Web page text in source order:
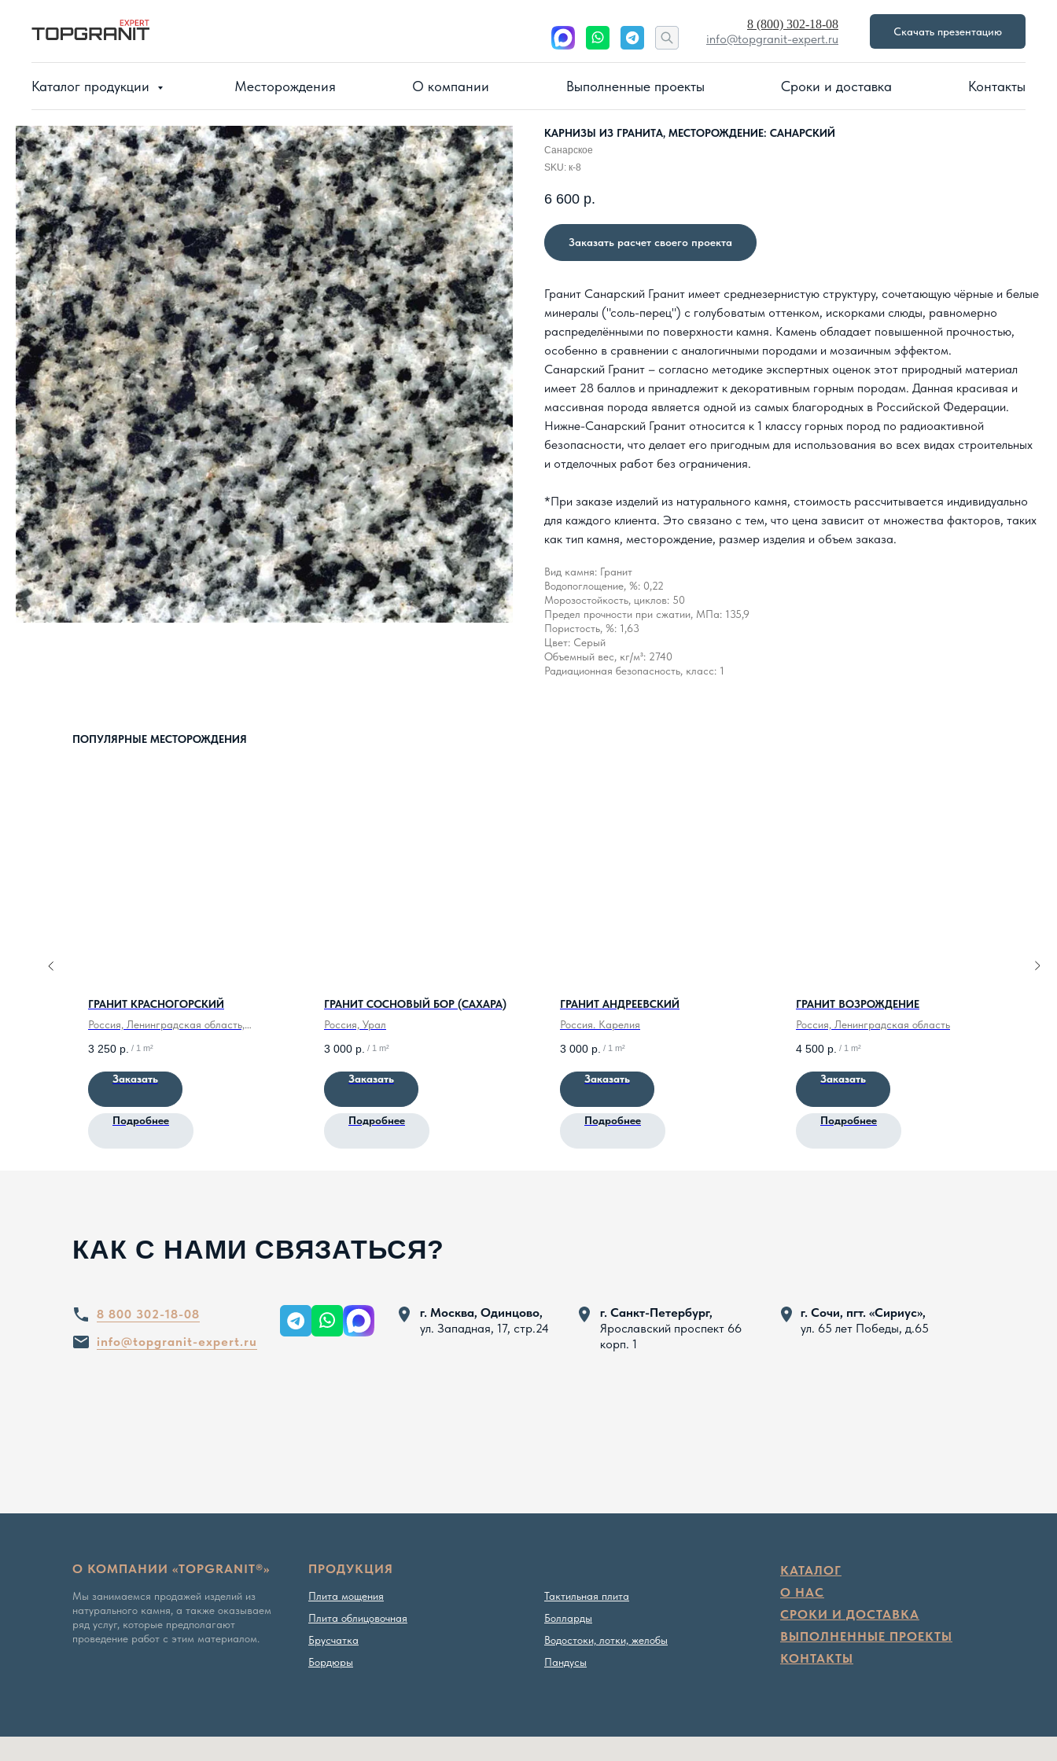
8 (800) 302-18-08
info@topgranit-expert.ru
Скачать презентацию
Каталог продукции Месторождения О компании Выполненные проекты Сроки и доставка Контакты
КАРНИЗЫ ИЗ ГРАНИТА, МЕСТОРОЖДЕНИЕ: САНАРСКИЙ
Санарское
SKU: к-8
6 600 р.
Заказать расчет своего проекта
Гранит Санарский Гранит имеет среднезернистую структуру, сочетающую чёрные и белые
минералы ("соль-перец") с голубоватым оттенком, искорками слюды, равномерно
распределёнными по поверхности камня. Камень обладает повышенной прочностью,
особенно в сравнении с аналогичными породами и мозаичным эффектом.
Санарский Гранит – согласно методике экспертных оценок этот природный материал
имеет 28 баллов и принадлежит к декоративным горным породам. Данная красивая и
массивная порода является одной из самых благородных в Российской Федерации.
Нижне-Санарский Гранит относится к 1 классу горных пород по радиоактивной
безопасности, что делает его пригодным для использования во всех видах строительных
и отделочных работ без ограничения.
*При заказе изделий из натурального камня, стоимость рассчитывается индивидуально
для каждого клиента. Это связано с тем, что цена зависит от множества факторов, таких
как тип камня, месторождение, размер изделия и объем заказа.
Вид камня: Гранит
Водопоглощение, %: 0,22
Морозостойкость, циклов: 50
Предел прочности при сжатии, МПа: 135,9
Пористость, %: 1,63
Цвет: Серый
Объемный вес, кг/м³: 2740
Радиационная безопасность, класс: 1
ПОПУЛЯРНЫЕ МЕСТОРОЖДЕНИЯ
ГРАНИТ КРАСНОГОРСКИЙ
Россия, Ленинградская область,
3 250 р. / 1 m²
Заказать
Подробнее
ГРАНИТ СОСНОВЫЙ БОР (САХАРА)
Россия, Урал
3 000 р. / 1 m²
Заказать
Подробнее
ГРАНИТ АНДРЕЕВСКИЙ
Россия. Карелия
3 000 р. / 1 m²
Заказать
Подробнее
ГРАНИТ ВОЗРОЖДЕНИЕ
Россия, Ленинградская область
4 500 р. / 1 m²
Заказать
Подробнее
КАК С НАМИ СВЯЗАТЬСЯ?
info@topgranit-expert.ru
8 800 302-18-08
г. Москва, Одинцово,
ул. Западная, 17, стр.24
г. Сочи, пгт. «Сириус»,
ул. 65 лет Победы, д.65
г. Санкт-Петербург,
Ярославский проспект 66
корп. 1
О КОМПАНИИ «TOPGRANIT®»
Мы занимаемся продажей изделий из
натурального камня, а также оказываем
ряд услуг, которые предполагают
проведение работ с этим материалом.
Тактильная плита
Болларды
Водостоки, лотки, желобы
Пандусы
КАТАЛОГ
О НАС
СРОКИ И ДОСТАВКА
ВЫПОЛНЕННЫЕ ПРОЕКТЫ
КОНТАКТЫ
ПРОДУКЦИЯ
Плита мощения
Плита облицовочная
Брусчатка
Бордюры